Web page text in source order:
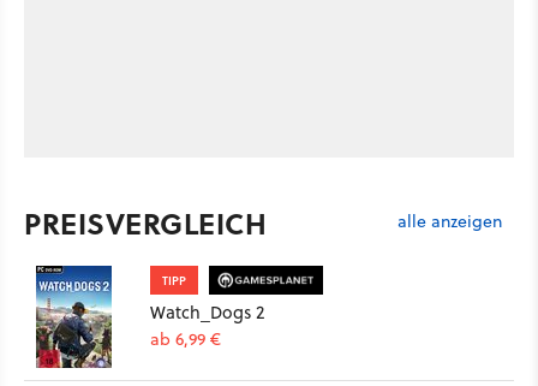
PREISVERGLEICH alle anzeigen
TIPP
Watch_Dogs 2
ab 6,99 €